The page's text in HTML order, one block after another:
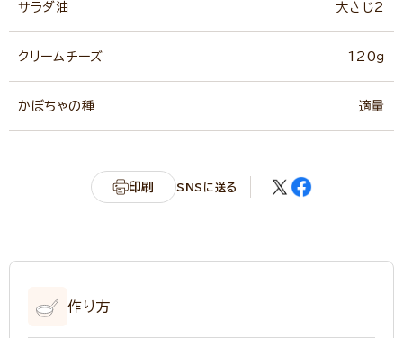
サラダ油 大さじ2
クリームチーズ 120ｇ
かぼちゃの種 適量
印刷 SNSに送る
作り方